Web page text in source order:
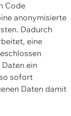
Code
anonymisierte
Dadurch
eine
ein
sofort
Daten damit